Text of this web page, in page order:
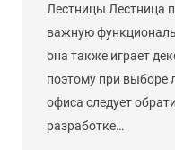
Лестницы Лестница
важную
она также играет
поэтому при выборе
офиса следует
разработке…